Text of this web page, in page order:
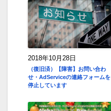
2018年10月28日
（復旧済）【障害】お問い合わ
せ・AdServiceの連絡フォームを
停止しています